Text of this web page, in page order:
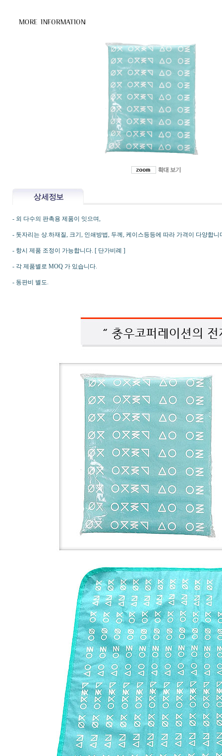
- 외 다수의 판촉용 제품이 잇으며,
- 돗자리는 상.하재질, 크기, 인쇄방법, 두께, 케이스등등에 따라 가격이 다양합니
- 항시 제품 조정이 가능합니다. [ 단가비례 ]
- 각 제품별로 MOQ 가 있습니다.
- 동판비 별도.